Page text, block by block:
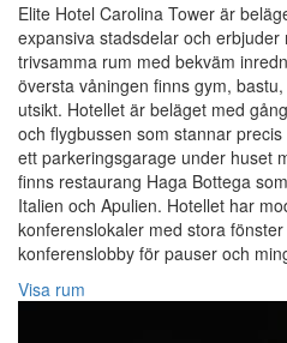
Elite Hotel Carolina Tower är
expansiva stadsdelar och
trivsamma rum med bekväm
översta våningen finns gym,
utsikt. Hotellet är beläget med
och flygbussen som stannar
ett parkeringsgarage under huset
finns restaurang Haga Bottega
Italien och Apulien. Hotellet har
konferenslokaler med stora
konferenslobby för pauser och
Visa rum